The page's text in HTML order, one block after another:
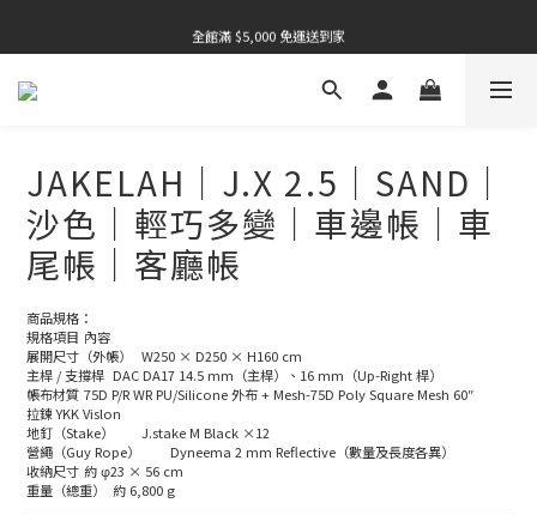
全館滿 $5,000 免運送到家
全館滿 $5,000 免運送到家
全館滿 $5,000 免運送到家
JAKELAH｜J.X 2.5｜SAND｜
沙色｜輕巧多變｜車邊帳｜車
尾帳｜客廳帳
商品規格：
規格項目	內容
展開尺寸（外帳）	W250 × D250 × H160 cm
主桿 / 支撐桿	DAC DA17 14.5 mm（主桿）、16 mm（Up-Right 桿）
帳布材質	75D P/R WR PU/Silicone 外布 + Mesh-75D Poly Square Mesh 60″
拉鍊	YKK Vislon
地釘（Stake）	J.stake M Black ×12
營繩（Guy Rope）	Dyneema 2 mm Reflective（數量及長度各異）
收納尺寸	約 φ23 × 56 cm
重量（總重）	約 6,800 g